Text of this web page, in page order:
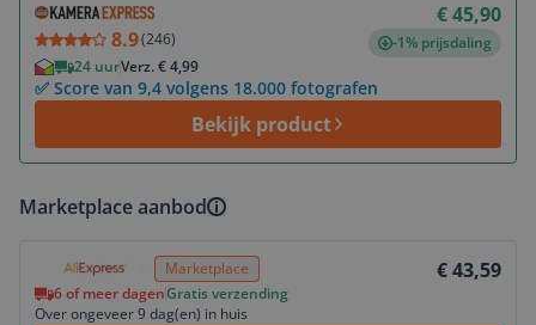
8.9(246)
€ 45,90
-1% prijsdaling
24 uurVerz. € 4,99
✅ Score van 9,4 volgens 18.000 fotografen
Bekijk product
Marketplace aanbod
Marketplace € 43,59
6 of meer dagenGratis verzending
Over ongeveer 9 dag(en) in huis